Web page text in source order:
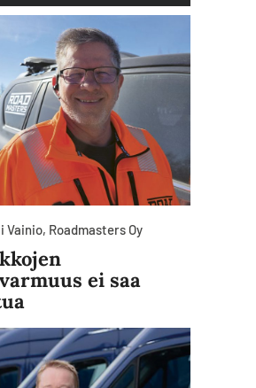
Roadmasters Oy
ei saa